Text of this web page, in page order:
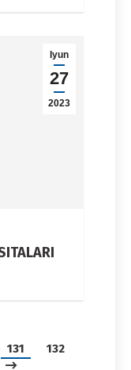
Iyun
27
2023
131
132